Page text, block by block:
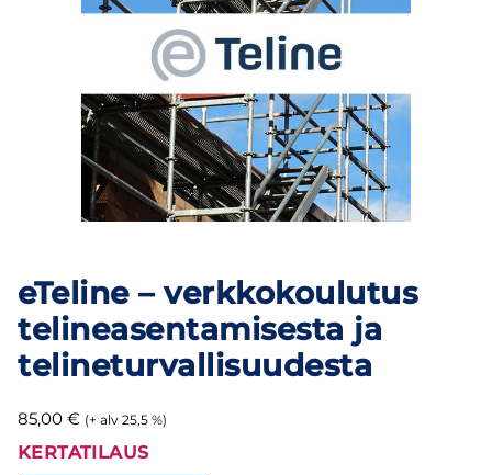
eTeline – verkkokoulutus
telineasentamisesta ja
telineturvallisuudesta
85,00 € (+ alv 25,5 %)
KERTATILAUS